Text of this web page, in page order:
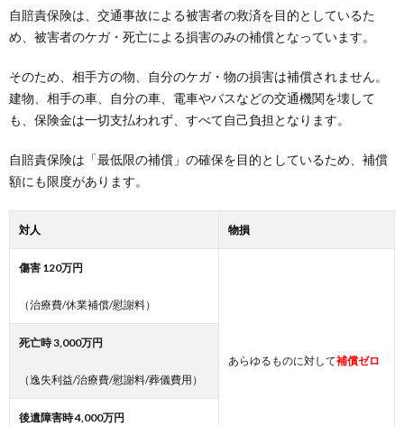
自賠責保険は、交通事故による被害者の救済を目的としているた
め、被害者のケガ・死亡による損害のみの補償となっています。
そのため、相手方の物、自分のケガ・物の損害は補償されません。
建物、相手の車、自分の車、電車やバスなどの交通機関を壊して
も、保険金は一切支払われず、すべて自己負担となります。
自賠責保険は「最低限の補償」の確保を目的としているため、補償
額にも限度があります。
対人 物損
傷害 120万円
（治療費/休業補償/慰謝料）
あらゆるものに対して補償ゼロ
死亡時3,000万円
（逸失利益/治療費/慰謝料/葬儀費用）
後遺障害時4,000万円